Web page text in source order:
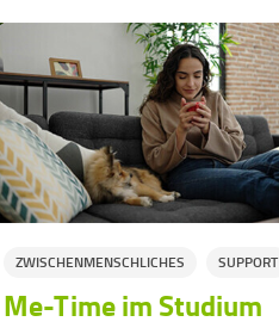
ZWISCHENMENSCHLICHES SUPPORT
Me-Time im Studium